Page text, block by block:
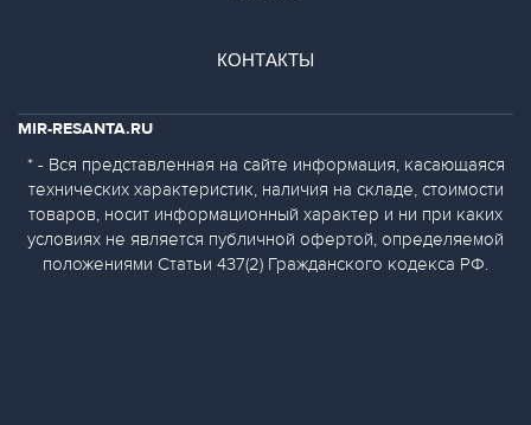
КОНТАКТЫ
MIR-RESANTA.RU
* - Вся представленная на сайте информация, касающаяся
технических характеристик, наличия на складе, стоимости
товаров, носит информационный характер и ни при каких
условиях не является публичной офертой, определяемой
положениями Статьи 437(2) Гражданского кодекса РФ.